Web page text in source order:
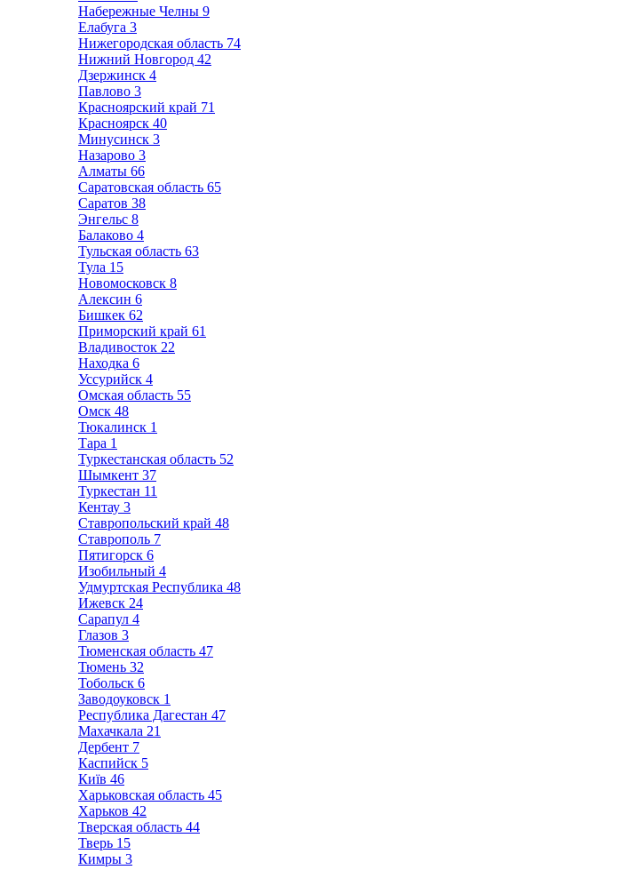
Набережные Челны 9
Елабуга 3
Нижегородская область 74
Нижний Новгород 42
Дзержинск 4
Павлово 3
Красноярский край 71
Красноярск 40
Минусинск 3
Назарово 3
Алматы 66
Саратовская область 65
Саратов 38
Энгельс 8
Балаково 4
Тульская область 63
Тула 15
Новомосковск 8
Алексин 6
Бишкек 62
Приморский край 61
Владивосток 22
Находка 6
Уссурийск 4
Омская область 55
Омск 48
Тюкалинск 1
Тара 1
Туркестанская область 52
Шымкент 37
Туркестан 11
Кентау 3
Ставропольский край 48
Ставрополь 7
Пятигорск 6
Изобильный 4
Удмуртская Республика 48
Ижевск 24
Сарапул 4
Глазов 3
Тюменская область 47
Тюмень 32
Тобольск 6
Заводоуковск 1
Республика Дагестан 47
Махачкала 21
Дербент 7
Каспийск 5
Київ 46
Харьковская область 45
Харьков 42
Тверская область 44
Тверь 15
Кимры 3